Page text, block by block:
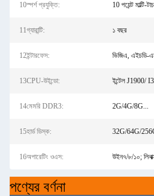
10স্পর্শ প্রযুক্তি: 10 পয়েন্ট মাল্টি-
11গ্যারান্টি: ১ বছর
12ইন্টারফেস: ভিজিএ, এইচডি-
13CPU-উইন্ডো: ইন্টেল J1900/
14মেমরি DDR3: 2G/4G/8G...
15হার্ড ডিস্ক: 32G/64G/
16অপারেটিং ওএস: উইন৭/৮/১০;
পণ্যের বর্ণনা